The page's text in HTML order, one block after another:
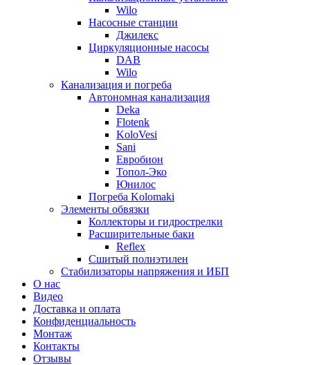
Wilo
Насосные станции
Джилекс
Циркуляционные насосы
DAB
Wilo
Канализация и погреба
Автономная канализация
Deka
Flotenk
KoloVesi
Sani
Евробион
Топол-Эко
Юнилос
Погреба Kolomaki
Элементы обвязки
Коллекторы и гидрострелки
Расширительные баки
Reflex
Сшитый полиэтилен
Стабилизаторы напряжения и ИБП
О нас
Видео
Доставка и оплата
Конфиденциальность
Монтаж
Контакты
Отзывы